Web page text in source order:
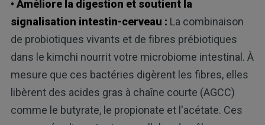
• Améliore la digestion et soutient la
signalisation intestin-cerveau : La combinaison
de probiotiques vivants et de fibres prébiotiques
dans le kimchi nourrit votre microbiome intestinal. À
mesure que ces bactéries digèrent les fibres, elles
libèrent des acides gras à chaîne courte (AGCC)
comme le butyrate, le propionate et l'acétate. Ces